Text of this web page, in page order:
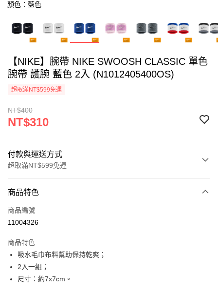
顏色：藍色
【NIKE】腕帶 NIKE SWOOSH CLASSIC 單色
腕帶 護腕 藍色 2入 (N1012405400OS)
超取滿NT$599免運
NT$400
NT$310
付款與運送方式
超取滿NT$599免運
信用卡一次付款
超商取貨付款
運送方式
全家取貨付款
商品特色
商品編號
11004326
商品特色
吸水毛巾布料幫助保持乾爽；
2入一組；
尺寸：約7x7cm。